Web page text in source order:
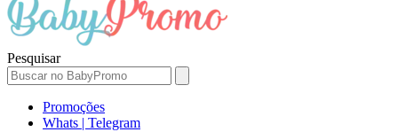
Pesquisar
Promoções
Whats | Telegram